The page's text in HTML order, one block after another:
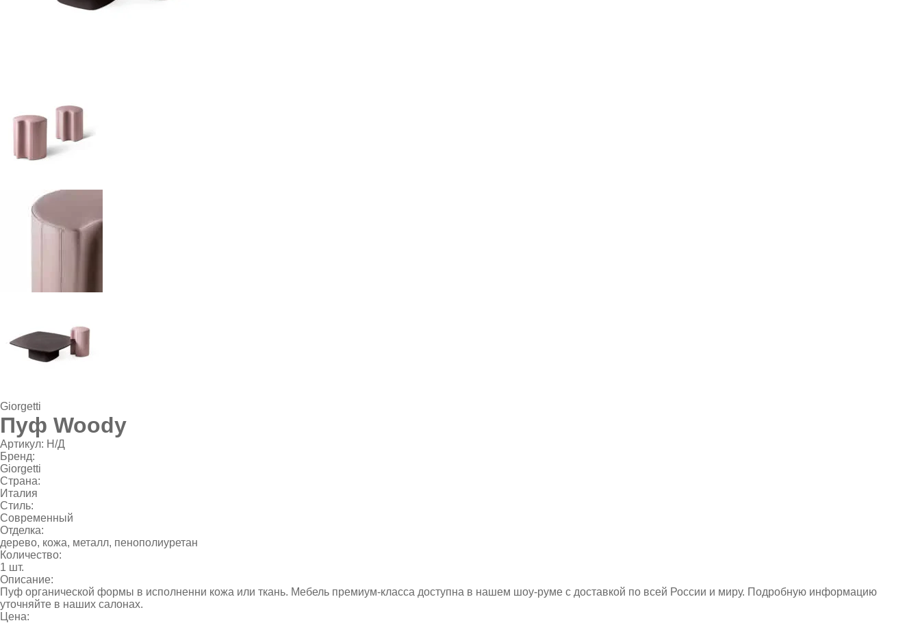
Giorgetti
Пуф Woody
Артикул: Н/Д
Бренд:
Giorgetti
Страна:
Италия
Стиль:
Современный
Отделка:
дерево, кожа, металл, пенополиуретан
Количество:
1 шт.
Описание:
Пуф органической формы в исполненни кожа или ткань. Мебель премиум-класса доступна в нашем шоу-руме с доставкой по всей России и миру. Подробную информацию
уточняйте в наших салонах.
Цена: